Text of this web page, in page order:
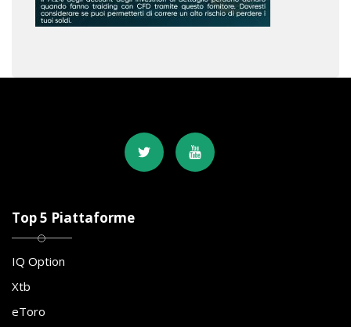
Top 5 Piattaforme
IQ Option
Xtb
eToro